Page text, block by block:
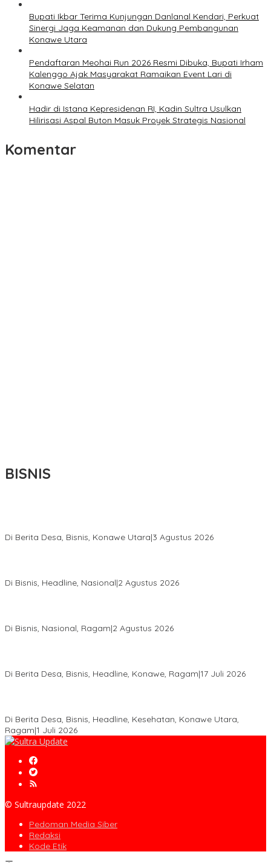
Bupati Ikbar Terima Kunjungan Danlanal Kendari, Perkuat
Sinergi Jaga Keamanan dan Dukung Pembangunan
Konawe Utara
Pendaftaran Meohai Run 2026 Resmi Dibuka, Bupati Irham
Kalenggo Ajak Masyarakat Ramaikan Event Lari di
Konawe Selatan
Hadir di Istana Kepresidenan RI, Kadin Sultra Usulkan
Hilirisasi Aspal Buton Masuk Proyek Strategis Nasional
Komentar
BISNIS
Di Berita Desa, Bisnis, Konawe Utara|3 Agustus 2026
Di Bisnis, Headline, Nasional|2 Agustus 2026
Di Bisnis, Nasional, Ragam|2 Agustus 2026
Di Berita Desa, Bisnis, Headline, Konawe, Ragam|17 Juli 2026
Di Berita Desa, Bisnis, Headline, Kesehatan, Konawe Utara,
Ragam|1 Juli 2026
© Sultraupdate 2022
Pedoman Media Siber
Redaksi
Kode Etik